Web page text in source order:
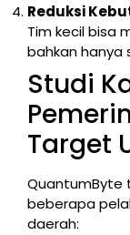
Reduksi
Tim kecil bisa
bahkan hanya
Studi
Target
QuantumByte
beberapa
daerah: